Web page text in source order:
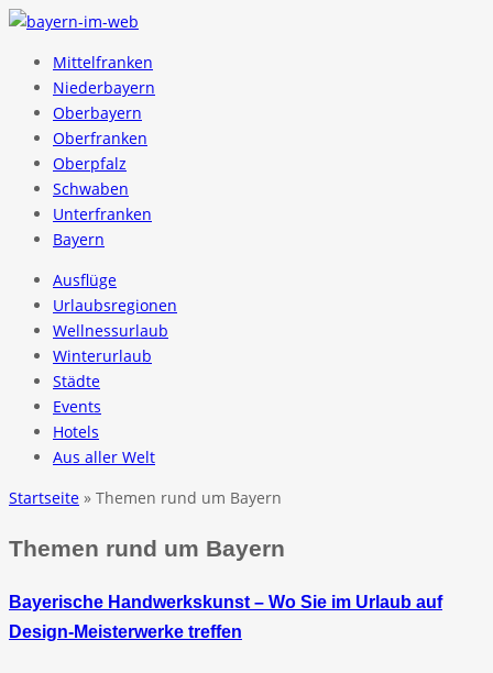
Mittelfranken
Niederbayern
Oberbayern
Oberfranken
Oberpfalz
Schwaben
Unterfranken
Bayern
Ausflüge
Urlaubsregionen
Wellnessurlaub
Winterurlaub
Städte
Events
Hotels
Aus aller Welt
Startseite » Themen rund um Bayern
Themen rund um Bayern
Bayerische Handwerkskunst – Wo Sie im Urlaub auf
Design-Meisterwerke treffen